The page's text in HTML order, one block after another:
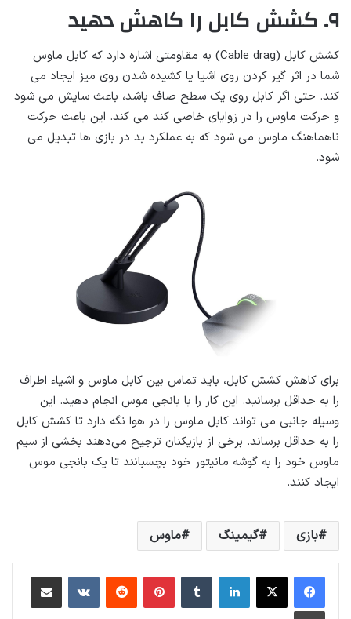
۹. کشش کابل را کاهش دهید
کشش کابل (Cable drag) به مقاومتی اشاره دارد که کابل ماوس
شما در اثر گیر کردن روی اشیا یا کشیده شدن روی میز ایجاد می
کند. حتی اگر کابل روی یک سطح صاف باشد، باعث سایش می شود
و حرکت ماوس را در زوایای خاصی کند می کند. این باعث حرکت
ناهماهنگ ماوس می شود که به عملکرد بد در بازی ها تبدیل می
شود.
برای کاهش کشش کابل، باید تماس بین کابل ماوس و اشیاء اطراف
را به حداقل برسانید. این کار را با بانجی موس انجام دهید. این
وسیله جانبی می تواند کابل ماوس را در هوا نگه دارد تا کشش کابل
را به حداقل برساند. برخی از بازیکنان ترجیح می‌دهند بخشی از سیم
ماوس خود را به گوشه مانیتور خود بچسبانند تا یک بانجی موس
ایجاد کنند.
بازی گیمینگ ماوس
لینکداینتامبلر پینتریستReddit
VKontakteاشتراک گذاری با ایمیل
چاپ